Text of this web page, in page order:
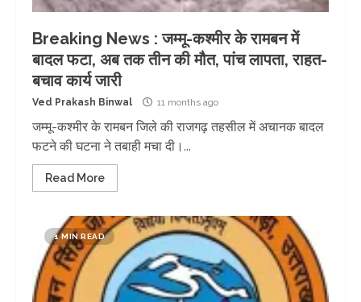
Breaking News : जम्मू-कश्मीर के रामबन में
बादल फटा, अब तक तीन की मौत, पांच लापता, राहत-
बचाव कार्य जारी
Ved Prakash Binwal 11 months ago
जम्मू-कश्मीर के रामबन जिले की राजगढ़ तहसील में अचानक बादल
फटने की घटना ने तबाही मचा दी।...
Read More
1 MIN READ